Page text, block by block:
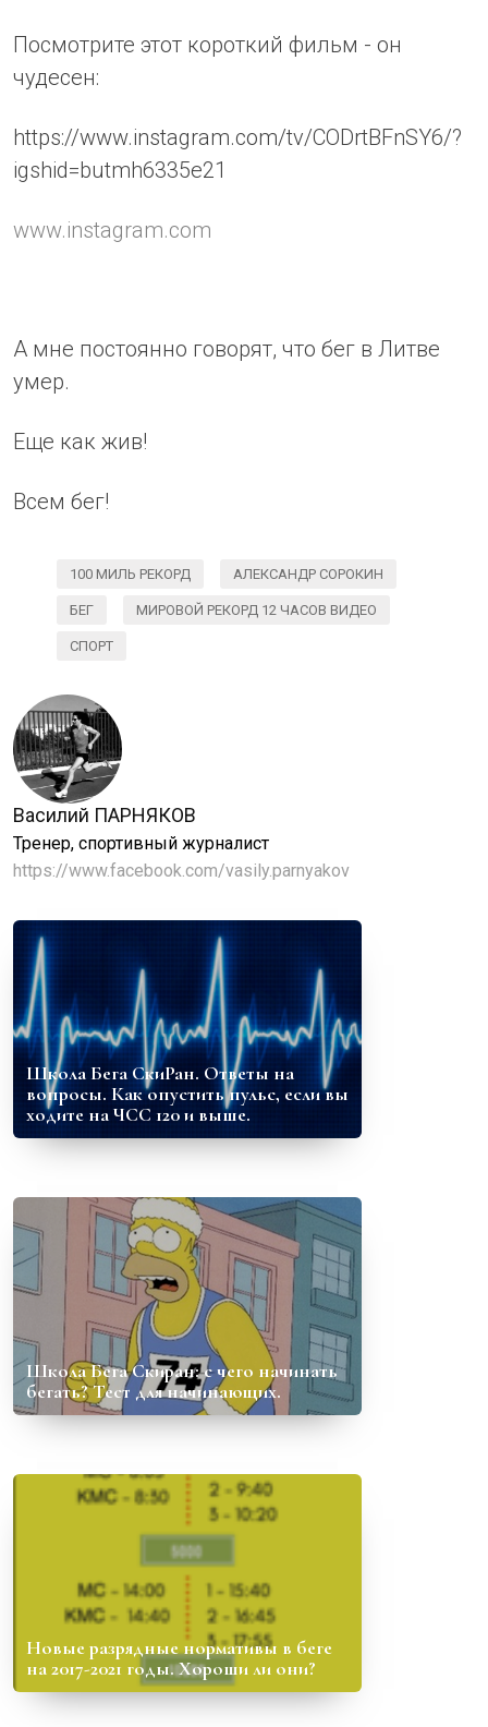
Посмотрите этот короткий фильм - он
чудесен:
https://www.instagram.com/tv/CODrtBFnSY6/?
igshid=butmh6335e21
www.instagram.com
А мне постоянно говорят, что бег в Литве
умер.
Еще как жив!
Всем бег!
100 МИЛЬ РЕКОРД АЛЕКСАНДР СОРОКИН
БЕГ МИРОВОЙ РЕКОРД 12 ЧАСОВ ВИДЕО
СПОРТ
Василий ПАРНЯКОВ
Тренер, спортивный журналист
https://www.facebook.com/vasily.parnyakov
Школа Бега СкиРан. Ответы на
вопросы. Как опустить пульс, если вы
ходите на ЧСС 120 и выше.
Школа Бега Скиран: с чего начинать
бегать? Тест для начинающих.
Новые разрядные нормативы в беге
на 2017-2021 годы. Хороши ли они?